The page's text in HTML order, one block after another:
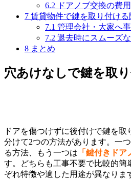
6.2 ドアノブ交換の費
7 賃貸物件で鍵を取り付ける
7.1 管理会社・大家へ
7.2 退去時にスムーズ
8 まとめ
穴あけなしで鍵を取
ドアを傷つけずに後付けで鍵を取
分けて2つの方法があります。一
る方法、もう一つは 「鍵付きドア
す。どちらも工事不要で比較的簡
ぞれ特徴や適した用途が異なりま